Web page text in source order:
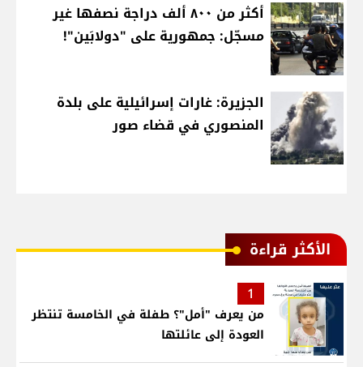
أكثر من ٨٠٠ ألف دراجة نصفها غير
مسجّل: جمهورية على "دولابَين"!
الجزيرة: غارات إسرائيلية على بلدة
المنصوري في قضاء صور
الأكثر قراءة
1
من يعرف "أمل"؟ طفلة في الخامسة تنتظر
العودة إلى عائلتها